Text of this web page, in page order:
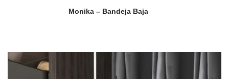
Monika – Bandeja Baja